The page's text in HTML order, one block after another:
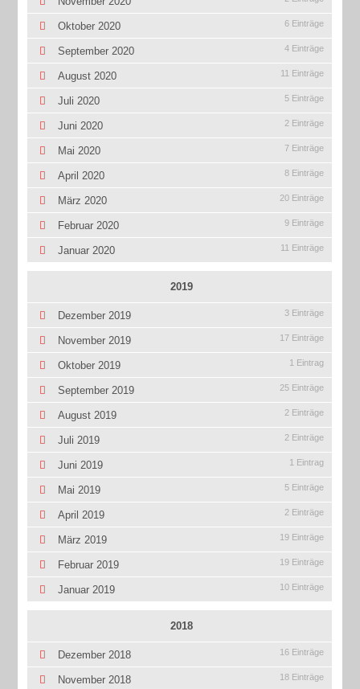
Oktober 2020 6 Einträge
September 2020 4 Einträge
August 2020 11 Einträge
Juli 2020 5 Einträge
Juni 2020 2 Einträge
Mai 2020 7 Einträge
April 2020 8 Einträge
März 2020 20 Einträge
Februar 2020 9 Einträge
Januar 2020 11 Einträge
2019
Dezember 2019 3 Einträge
November 2019 17 Einträge
Oktober 2019 1 Eintrag
September 2019 25 Einträge
August 2019 2 Einträge
Juli 2019 2 Einträge
Juni 2019 1 Eintrag
Mai 2019 5 Einträge
April 2019 2 Einträge
März 2019 19 Einträge
Februar 2019 19 Einträge
Januar 2019 10 Einträge
2018
Dezember 2018 16 Einträge
November 2018 18 Einträge